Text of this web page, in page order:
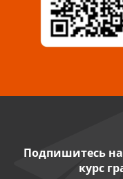
8 927 009 54 63
Саратов, ул.
Нефтекамск, ул.
Подпишитесь
курс